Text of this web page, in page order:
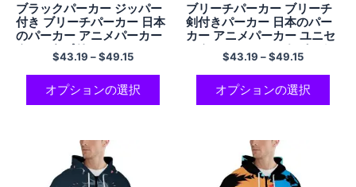
ブラックパーカー ジッパー
付き ブリーチパーカー 日本
のパーカー アニメパーカー
クールなポリエステル フー
ド付きスウェットシャツ 男
性と女性用
$43.19 –$49.15
オプションの選択
ブリーチパーカー ブリーチ
剣付きパーカー 日本のパー
カー アニメパーカー ユニセ
ックス コンフォートパーカ
ー クールなポリエステル フ
ード付きスウェットシャツ
ジッパー付き
$43.19 –$49.15
オプションの選択